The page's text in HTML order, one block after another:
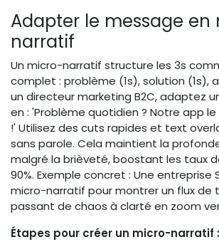
Adapter le message en
narratif
Un micro-narratif structure les 3s
complet : problème (1s), solution (1s),
un directeur marketing B2C, adaptez
en : 'Problème quotidien ? Notre app
!' Utilisez des cuts rapides et text
sans parole. Cela maintient la
malgré la brièveté, boostant les taux
90%. Exemple concret : Une entreprise
micro-narratif pour montrer un flux de
passant de chaos à clarté en zoom
Étapes pour créer un micro-narratif :